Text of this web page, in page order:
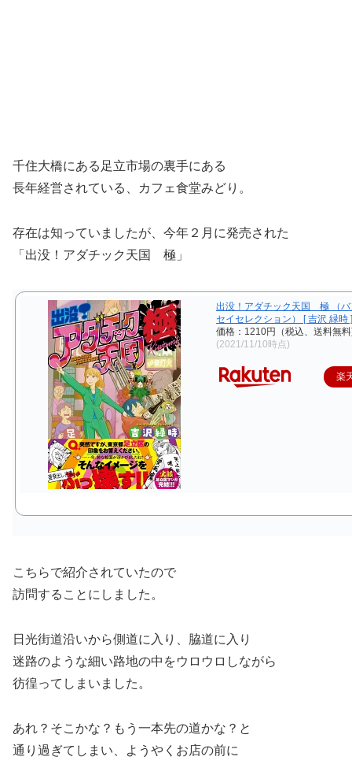
千住大橋にある足立市場の裏手にある
長年経営されている、カフェ食堂みどり。
存在は知っていましたが、今年２月に発売された
「出没！アダチック天国 極」
出没！アダチック天国 極 （バ
セイセレクション） [ 吉沢 緑時 ]
価格：1210円（税込、送料無
(2021/11/10時点)
楽
こちらで紹介されていたので
訪問することにしました。
日光街道沿いから側道に入り、脇道に入り
迷路のような細い路地の中をウロウロしながら
彷徨ってしまいました。
あれ？そこかな？もう一本先の道かな？と
通り過ぎてしまい、ようやくお店の前に